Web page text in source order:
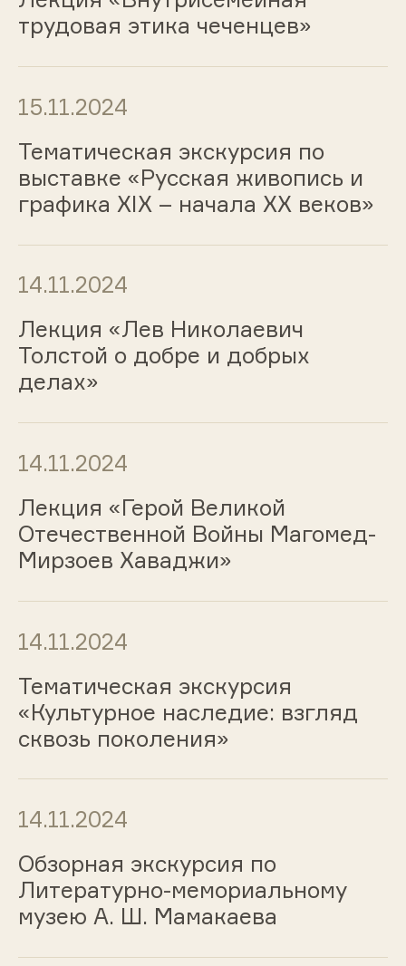
трудовая этика чеченцев»
15.11.2024
Тематическая экскурсия по
выставке «Русская живопись и
графика ХIХ – начала ХХ веков»
14.11.2024
Лекция «Лев Николаевич
Толстой о добре и добрых
делах»
14.11.2024
Лекция «Герой Великой
Отечественной Войны Магомед-
Мирзоев Хаваджи»
14.11.2024
Тематическая экскурсия
«Культурное наследие: взгляд
сквозь поколения»
14.11.2024
Обзорная экскурсия по
Литературно-мемориальному
музею А. Ш. Мамакаева